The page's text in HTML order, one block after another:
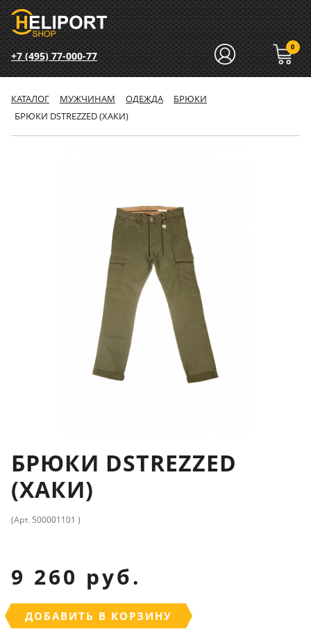
+7 (495) 77-000-77
0
КАТАЛОГ МУЖЧИНАМ ОДЕЖДА
БРЮКИ
БРЮКИ DSTREZZED (ХАКИ)
БРЮКИ DSTREZZED
(ХАКИ)
(Арт. 500001101 )
9 260 руб.
ДОБАВИТЬ В КОРЗИНУ